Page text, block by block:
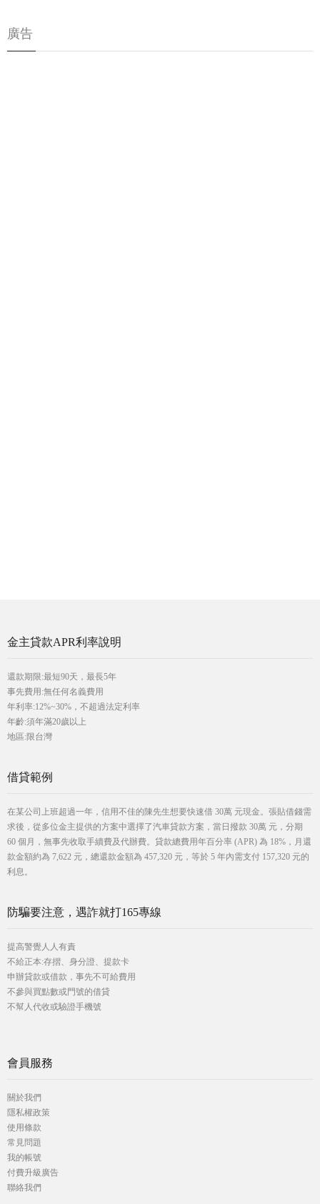
廣告
金主貸款APR利率說明
還款期限:最短90天，最長5年
事先費用:無任何名義費用
年利率:12%~30%，不超過法定利率
年齡:須年滿20歲以上
地區:限台灣
借貸範例
在某公司上班超過一年，信用不佳的陳先生想要快速借 30萬 元現金。張貼借錢需
求後，從多位金主提供的方案中選擇了汽車貸款方案，當日撥款 30萬 元，分期
60 個月，無事先收取手續費及代辦費。貸款總費用年百分率 (APR) 為 18%，月還
款金額約為 7,622 元，總還款金額為 457,320 元，等於 5 年內需支付 157,320 元的
利息。
防騙要注意，遇詐就打165專線
提高警覺人人有責
不給正本:存摺、身分證、提款卡
申辦貸款或借款，事先不可給費用
不參與買點數或門號的借貸
不幫人代收或驗證手機號
會員服務
關於我們
隱私權政策
使用條款
常見問題
我的帳號
付費升級廣告
聯絡我們